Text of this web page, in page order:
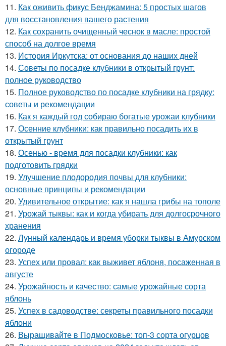
11. Как оживить фикус Бенджамина: 5 простых шагов
для восстановления вашего растения
12. Как сохранить очищенный чеснок в масле: простой
способ на долгое время
13. История Иркутска: от основания до наших дней
14. Советы по посадке клубники в открытый грунт:
полное руководство
15. Полное руководство по посадке клубники на грядку:
советы и рекомендации
16. Как я каждый год собираю богатые урожаи клубники
17. Осенние клубники: как правильно посадить их в
открытый грунт
18. Осенью - время для посадки клубники: как
подготовить грядки
19. Улучшение плодородия почвы для клубники:
основные принципы и рекомендации
20. Удивительное открытие: как я нашла грибы на тополе
21. Урожай тыквы: как и когда убирать для долгосрочного
хранения
22. Лунный календарь и время уборки тыквы в Амурском
огороде
23. Успех или провал: как выживет яблоня, посаженная в
августе
24. Урожайность и качество: самые урожайные сорта
яблонь
25. Успех в садоводстве: секреты правильного посадки
яблони
26. Выращивайте в Подмосковье: топ-3 сорта огурцов